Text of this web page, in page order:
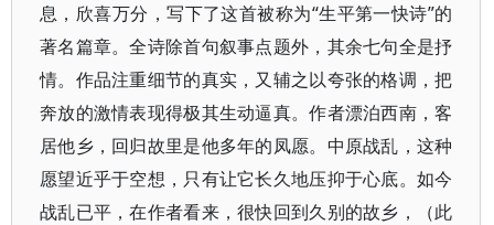
息，欣喜万分，写下了这首被称为“生平第一快诗”的
著名篇章。全诗除首句叙事点题外，其余七句全是抒
情。作品注重细节的真实，又辅之以夸张的格调，把
奔放的激情表现得极其生动逼真。作者漂泊西南，客
居他乡，回归故里是他多年的凤愿。中原战乱，这种
愿望近乎于空想，只有让它长久地压抑于心底。如今
战乱已平，在作者看来，很快回到久别的故乡，（此